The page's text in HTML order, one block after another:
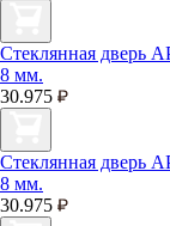
Стеклянная дверь
8 мм.
30.975
Стеклянная дверь
8 мм.
30.975